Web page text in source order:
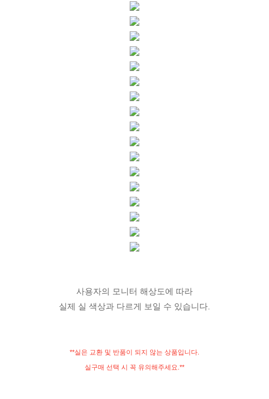
사용자의 모니터 해상도에 따라
실제 실 색상과 다르게 보일 수 있습니다.
**실은 교환 및 반품이 되지 않는 상품입니다.
실구매 선택 시 꼭 유의해주세요.**